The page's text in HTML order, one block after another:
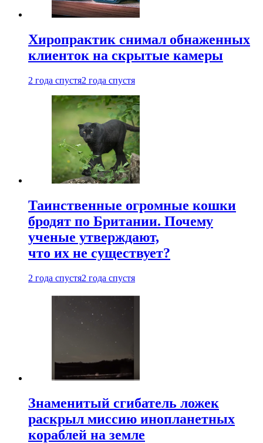
Хиропрактик снимал обнаженных
клиенток на скрытые камеры
2 года спустя2 года спустя
Таинственные огромные кошки
бродят по Британии. Почему
ученые утверждают,
что их не существует?
2 года спустя2 года спустя
Знаменитый сгибатель ложек
раскрыл миссию инопланетных
кораблей на земле